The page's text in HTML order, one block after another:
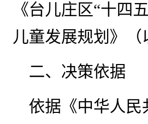
《台儿庄区“十四
儿童发展规划》（
二、决策依据
依据《中华人